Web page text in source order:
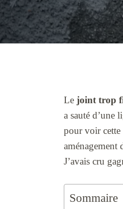
Le joint trop
a sauté d’une
pour voir cette
aménagement
J’avais cru
Sommaire